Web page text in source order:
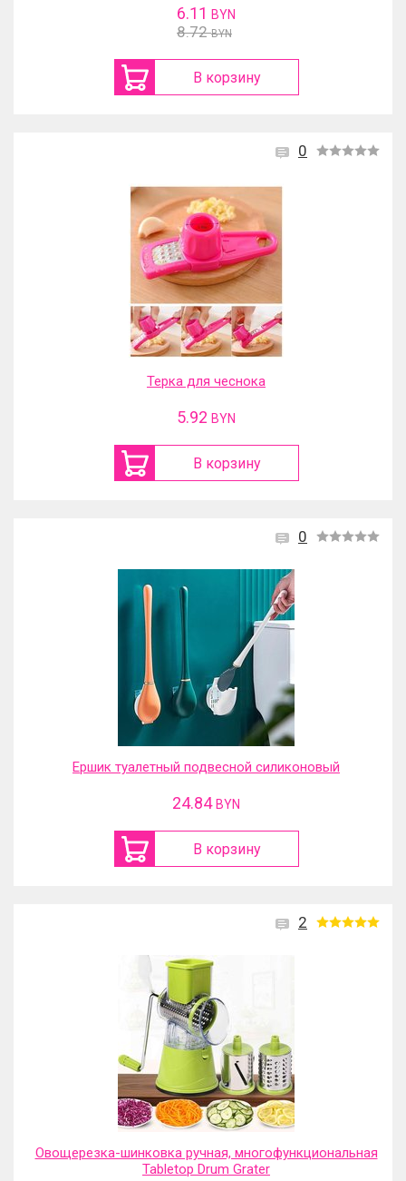
6.11 BYN
8.72 BYN
В корзину
0
Терка для чеснока
5.92 BYN
В корзину
0
Ершик туалетный подвесной силиконовый
24.84 BYN
В корзину
2
Овощерезка-шинковка ручная, многофункциональная
Tabletop Drum Grater